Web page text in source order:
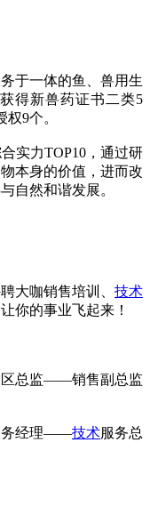
于一体的鱼、兽用生
得新兽药证书二类5
9个。
实力TOP10，通过研
物本身的价值，进而改
自然和谐发展。
咖销售培训、 技术
你的事业飞起来！
总监——销售副总监
务经理——技术服务总